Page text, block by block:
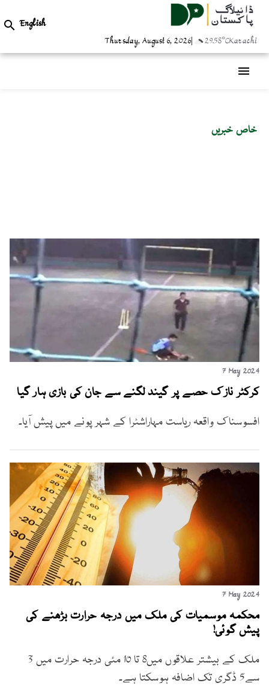
29.58°CKarachi
|
Thursday, August 6, 2026
English

menu
خاص خبریں
7 May 2024
کرکٹر نازک حصے پر گیند لگنے سے جان کی بازی ہار گیا
افسوسناک واقعہ ریاست مہاراشٹرا کے شہر پونے میں پیش آیا۔
7 May 2024
محکمہ موسمیات کی ملک میں درجہ حرارت بڑھنے کی
پیش گوئی!
ملک کے بیشتر علاقوں میں8 تا 10 مئی درجہ حرارت میں 3
سے5 ڈگری تک اضافہ ہوسکتا ہے۔